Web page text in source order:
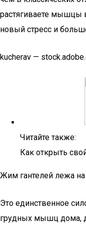
растягиваете мышцы
новый стресс и
kucherav —
Читайте также:
Как открыть
Жим гантелей лежа на
Это единственное
грудных мышц дома,